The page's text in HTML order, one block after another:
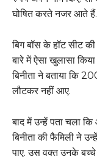
घोषित करते नजर आते हैं.
बिग बॉस के हॉट सीट की
बारे में ऐसा खुलासा
बिनीता ने बताया कि
लौटकर नहीं आए.
बाद में उन्हें पता चला
बिनीता की फैमिली ने
पाए. उस वक्त उनके